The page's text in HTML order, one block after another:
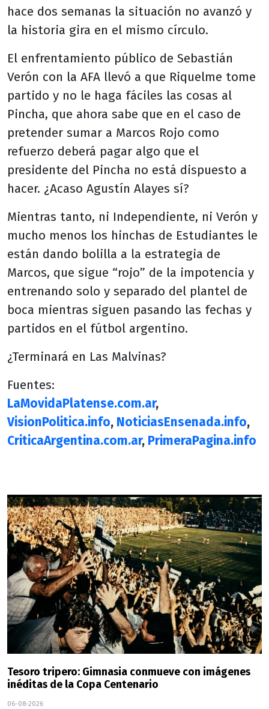
hace dos semanas la situación no avanzó y
la historia gira en el mismo círculo.
El enfrentamiento público de Sebastián
Verón con la AFA llevó a que Riquelme tome
partido y no le haga fáciles las cosas al
Pincha, que ahora sabe que en el caso de
pretender sumar a Marcos Rojo como
refuerzo deberá pagar algo que el
presidente del Pincha no está dispuesto a
hacer. ¿Acaso Agustín Alayes sí?
Mientras tanto, ni Independiente, ni Verón y
mucho menos los hinchas de Estudiantes le
están dando bolilla a la estrategia de
Marcos, que sigue “rojo” de la impotencia y
entrenando solo y separado del plantel de
boca mientras siguen pasando las fechas y
partidos en el fútbol argentino.
¿Terminará en Las Malvinas?
Fuentes:
LaMovidaPlatense.com.ar,
VisionPolitica.info, NoticiasEnsenada.info,
CriticaArgentina.com.ar, PrimeraPagina.info
Tesoro tripero: Gimnasia conmueve con imágenes
inéditas de la Copa Centenario
06-08-2026